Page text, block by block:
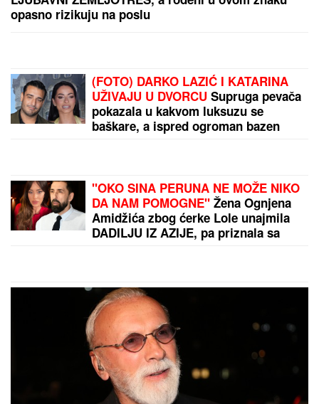
NOVAK ĐOKOVIĆ ČEKAO U REDU
našem teniseru, evo kako se ponaša
na letovanju